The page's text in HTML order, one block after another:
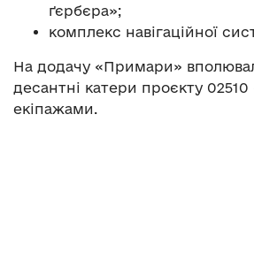
ґєрбєра»;
комплекс навігаційної
На додачу «Примари»
десантні катери проєкту
екіпажами.